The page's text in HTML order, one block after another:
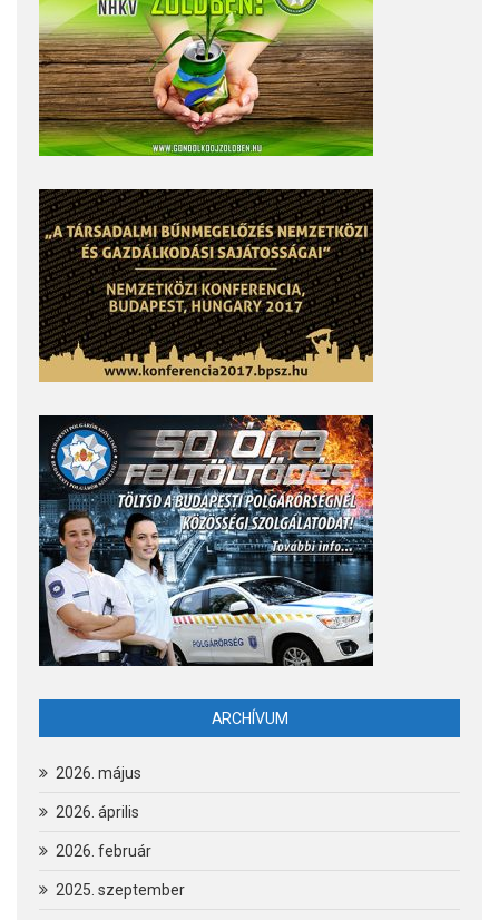
ARCHÍVUM
2026. május
2026. április
2026. február
2025. szeptember